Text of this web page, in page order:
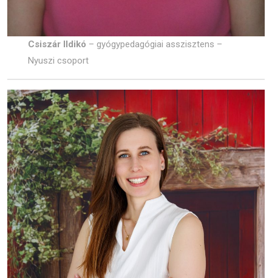
Csiszár Ildikó – gyógypedagógiai asszisztens –
Nyuszi csoport